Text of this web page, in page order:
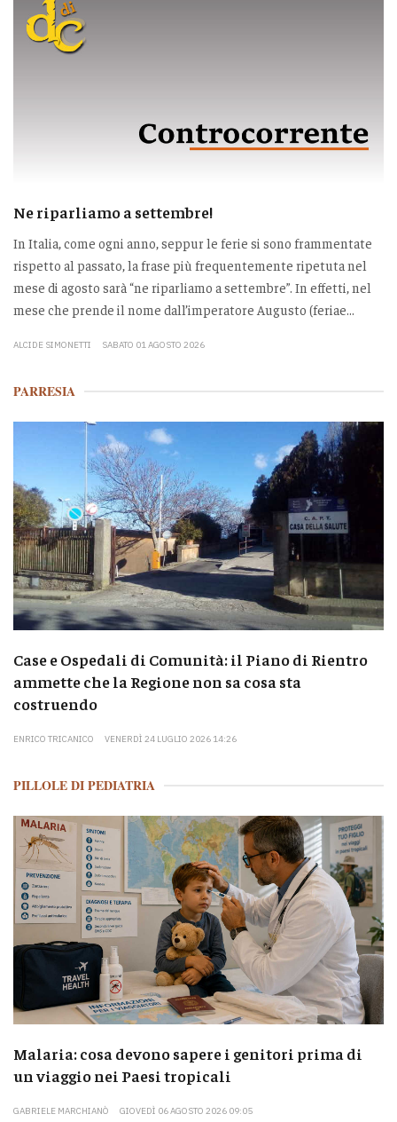
Ne riparliamo a settembre!
In Italia, come ogni anno, seppur le ferie si sono frammentate
rispetto al passato, la frase più frequentemente ripetuta nel
mese di agosto sarà “ne riparliamo a settembre”. In effetti, nel
mese che prende il nome dall’imperatore Augusto (feriae...
ALCIDE SIMONETTI SABATO 01 AGOSTO 2026
PARRESIA
Case e Ospedali di Comunità: il Piano di Rientro
ammette che la Regione non sa cosa sta
costruendo
ENRICO TRICANICO VENERDÌ 24 LUGLIO 2026 14:26
PILLOLE DI PEDIATRIA
Malaria: cosa devono sapere i genitori prima di
un viaggio nei Paesi tropicali
GABRIELE MARCHIANÒ GIOVEDÌ 06 AGOSTO 2026 09:05